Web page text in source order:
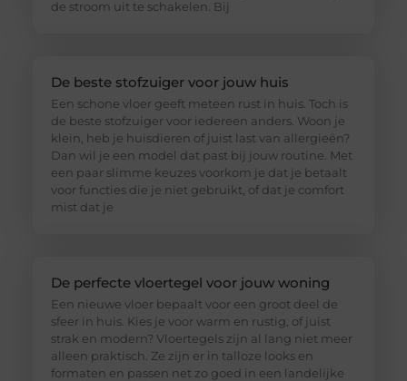
de stroom uit te schakelen. Bij
De beste stofzuiger voor jouw huis
Een schone vloer geeft meteen rust in huis. Toch is
de beste stofzuiger voor iedereen anders. Woon je
klein, heb je huisdieren of juist last van allergieën?
Dan wil je een model dat past bij jouw routine. Met
een paar slimme keuzes voorkom je dat je betaalt
voor functies die je niet gebruikt, of dat je comfort
mist dat je
De perfecte vloertegel voor jouw woning
Een nieuwe vloer bepaalt voor een groot deel de
sfeer in huis. Kies je voor warm en rustig, of juist
strak en modern? Vloertegels zijn al lang niet meer
alleen praktisch. Ze zijn er in talloze looks en
formaten en passen net zo goed in een landelijke